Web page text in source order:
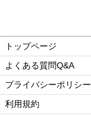
トップページ
よくある質問Q&A
プライバシーポリシー
利用規約